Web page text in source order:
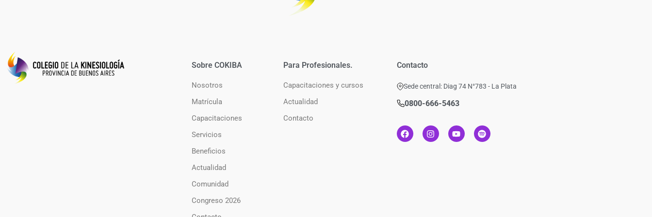
Sobre COKIBA
Nosotros
Matrícula
Capacitaciones
Servicios
Beneficios
Actualidad
Comunidad
Congreso 2026
Para Profesionales.
Capacitaciones y cursos
Actualidad
Contacto
Contacto
Sede central: Diag 74 N°783 - La Plata
0800-666-5463